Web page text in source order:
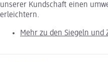
unserer Kundschaft einen
erleichtern.
Mehr zu den Siegeln und